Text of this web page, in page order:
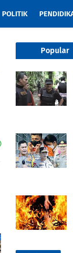
POLITIK
Popular